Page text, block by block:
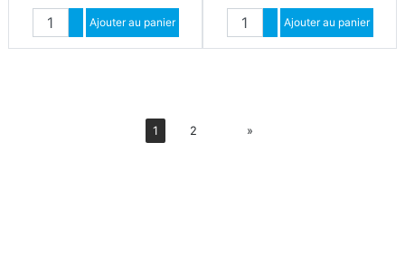
Quantité
Augmenter quantité
Diminuer quantité
Ajouter au panier Quantité
Augmenter quantité
Diminuer quantité
Ajouter au panier
1 2 »Suiv